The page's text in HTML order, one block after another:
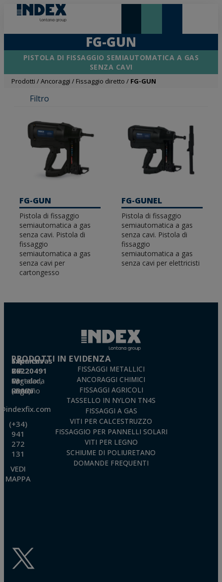
FG-GUN
PISTOLA DI FISSAGGIO SEMIAUTOMATICA A GAS
SENZA CAVI
Prodotti /Ancoraggi / Fissaggio diretto / FG-GUN
Filtro
FG-GUN
Pistola di fissaggio
semiautomatica a gas
senza cavi. Pistola di
fissaggio
semiautomatica a gas
senza cavi per
cartongesso
FG-GUNEL
Pistola di fissaggio
semiautomatica a gas
senza cavi. Pistola di
fissaggio
semiautomatica a gas
senza cavi per elettricisti
Técnicas Expansivas S.L.
CIF: B-26220491
P. I. La Portalada II, C/ Segador, 13
26006 · Logroño (La Rioja) · SPAIN
(+34)
941
272
131
VEDI
MAPPA
PRODOTTI IN EVIDENZA
FISSAGGI METALLICI
ANCORAGGI CHIMICI
FISSAGGI AGRICOLI
TASSELLO IN NYLON TN4S
FISSAGGI A GAS
VITI PER CALCESTRUZZO
FISSAGGIO PER PANNELLI SOLARI
VITI PER LEGNO
SCHIUME DI POLIURETANO
DOMANDE FREQUENTI